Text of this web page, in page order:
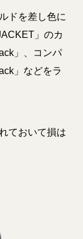
ドを差し色に
」のカ
」、コンパ
」などをラ
ておいて損は